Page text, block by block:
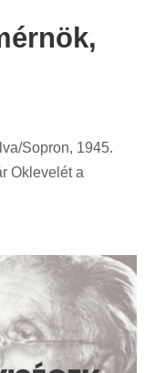
Sopron, 1945.
Oklevelét a